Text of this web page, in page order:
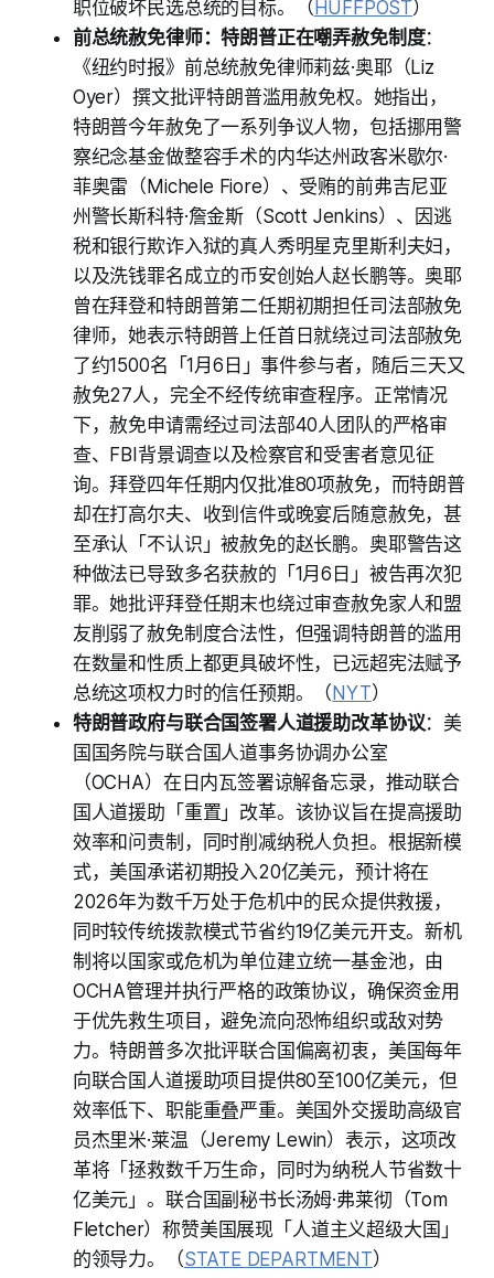
职位破坏民选总统的目标。（ HUFFPOST）
前总统赦免律师：特朗普正在嘲弄赦免制度：
《纽约时报》前总统赦免律师莉兹·奥耶（Liz
Oyer）撰文批评特朗普滥用赦免权。她指出，
特朗普今年赦免了一系列争议人物，包括挪用警
察纪念基金做整容手术的内华达州政客米歇尔·
菲奥雷（Michele Fiore）、受贿的前弗吉尼亚
州警长斯科特·詹金斯（Scott Jenkins）、因逃
税和银行欺诈入狱的真人秀明星克里斯利夫妇，
以及洗钱罪名成立的币安创始人赵长鹏等。奥耶
曾在拜登和特朗普第二任期初期担任司法部赦免
律师，她表示特朗普上任首日就绕过司法部赦免
了约1500名「1月6日」事件参与者，随后三天又
赦免27人，完全不经传统审查程序。正常情况
下，赦免申请需经过司法部40人团队的严格审
查、FBI背景调查以及检察官和受害者意见征
询。拜登四年任期内仅批准80项赦免，而特朗普
却在打高尔夫、收到信件或晚宴后随意赦免，甚
至承认「不认识」被赦免的赵长鹏。奥耶警告这
种做法已导致多名获赦的「1月6日」被告再次犯
罪。她批评拜登任期末也绕过审查赦免家人和盟
友削弱了赦免制度合法性，但强调特朗普的滥用
在数量和性质上都更具破坏性，已远超宪法赋予
总统这项权力时的信任预期。（ NYT）
特朗普政府与联合国签署人道援助改革协议：美
国国务院与联合国人道事务协调办公室
（OCHA）在日内瓦签署谅解备忘录，推动联合
国人道援助「重置」改革。该协议旨在提高援助
效率和问责制，同时削减纳税人负担。根据新模
式，美国承诺初期投入20亿美元，预计将在
2026年为数千万处于危机中的民众提供救援，
同时较传统拨款模式节省约19亿美元开支。新机
制将以国家或危机为单位建立统一基金池，由
OCHA管理并执行严格的政策协议，确保资金用
于优先救生项目，避免流向恐怖组织或敌对势
力。特朗普多次批评联合国偏离初衷，美国每年
向联合国人道援助项目提供80至100亿美元，但
效率低下、职能重叠严重。美国外交援助高级官
员杰里米·莱温（Jeremy Lewin）表示，这项改
革将「拯救数千万生命，同时为纳税人节省数十
亿美元」。联合国副秘书长汤姆·弗莱彻（Tom
Fletcher）称赞美国展现「人道主义超级大国」
的领导力。（STATE DEPARTMENT）